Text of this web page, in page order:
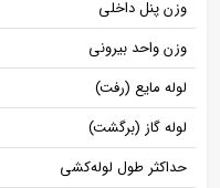
وزن پنل داخلی
وزن واحد بیرونی
لوله مایع (رفت)
لوله گاز (برگشت)
حداکثر طول لوله‌کشی